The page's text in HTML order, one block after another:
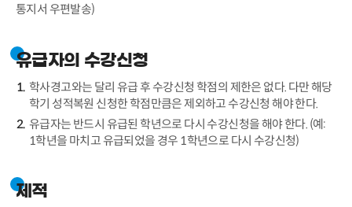
통지서 우편발송)
유급자의 수강신청
학사경고와는 달리 유급 후 수강신청 학점의 제한은 없다. 다만 해당
학기 성적복원 신청한 학점만큼은 제외하고 수강신청 해야 한다.
유급자는 반드시 유급된 학년으로 다시 수강신청을 해야 한다. (예:
1학년을 마치고 유급되었을 경우 1학년으로 다시 수강신청)
제적